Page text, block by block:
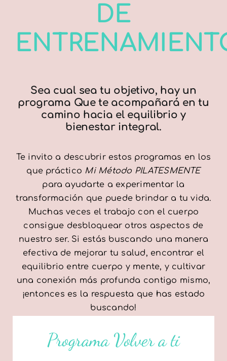
DE
Sea cual sea tu objetivo, hay un
programa Que te acompañará en tu
camino hacia el equilibrio y
bienestar integral.
Te invito a descubrir estos programas en los
que práctico Mi Método PILATESMENTE
para ayudarte a experimentar la
transformación que puede brindar a tu vida.
Muchas veces el trabajo con el cuerpo
consigue desbloquear otros aspectos de
nuestro ser. Si estás buscando una manera
efectiva de mejorar tu salud, encontrar el
equilibrio entre cuerpo y mente, y cultivar
una conexión más profunda contigo mismo,
¡entonces es la respuesta que has estado
buscando!
Programa Volver a ti